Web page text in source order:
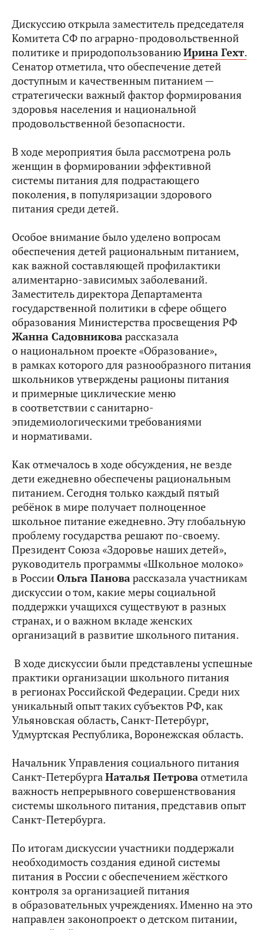
Дискуссию открыла заместитель председателя
Комитета СФ по аграрно-продовольственной
политике и природопользованиюИрина Гехт.
Сенатор отметила, что обеспечение детей
доступным и качественным питанием —
стратегически важный фактор формирования
здоровья населения и национальной
продовольственной безопасности.
В ходе мероприятия была рассмотрена роль
женщин в формировании эффективной
системы питания для подрастающего
поколения, в популяризации здорового
питания среди детей.
Особое внимание было уделено вопросам
обеспечения детей рациональным питанием,
как важной составляющей профилактики
алиментарно-зависимых заболеваний.
Заместитель директора Департамента
государственной политики в сфере общего
образования Министерства просвещения РФ
Жанна Садовниковарассказала
о национальном проекте «Образование»,
в рамках которого для разнообразного питания
школьников утверждены рационы питания
и примерные циклические меню
в соответствии с санитарно-
эпидемиологическими требованиями
и нормативами.
Как отмечалось в ходе обсуждения, не везде
дети ежедневно обеспечены рациональным
питанием. Сегодня только каждый пятый
ребёнок в мире получает полноценное
школьное питание ежедневно. Эту глобальную
проблему государства решают по‑своему.
Президент Союза «Здоровье наших детей»,
руководитель программы «Школьное молоко»
в РоссииОльга Пановарассказала участникам
дискуссии о том, какие меры социальной
поддержки учащихся существуют в разных
странах, и о важном вкладе женских
организаций в развитие школьного питания.
В ходе дискуссии были представлены успешные
практики организации школьного питания
в регионах Российской Федерации. Среди них
уникальный опыт таких субъектов РФ, как
Ульяновская область, Санкт-Петербург,
Удмуртская Республика, Воронежская область.
Начальник Управления социального питания
Санкт-ПетербургаНаталья Петроваотметила
важность непрерывного совершенствования
системы школьного питания, представив опыт
Санкт-Петербурга.
По итогам дискуссии участники поддержали
необходимость создания единой системы
питания в России с обеспечением жёсткого
контроля за организацией питания
в образовательных учреждениях. Именно на это
направлен законопроект о детском питании,